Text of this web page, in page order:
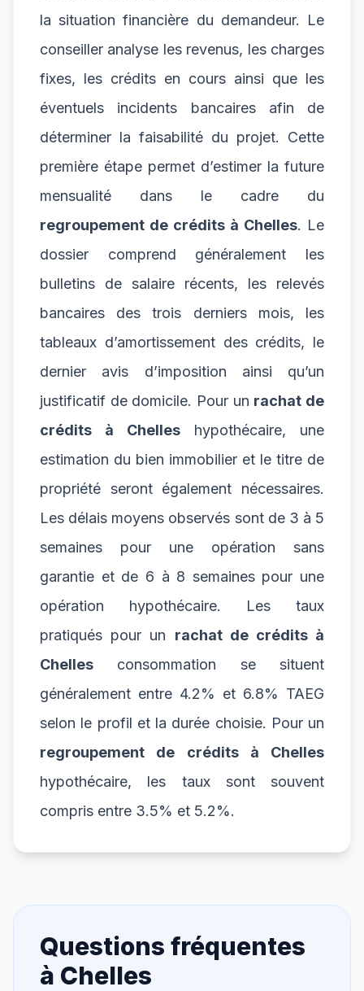
la situation financière du demandeur. Le
conseiller analyse les revenus, les charges
fixes, les crédits en cours ainsi que les
éventuels incidents bancaires afin de
déterminer la faisabilité du projet. Cette
première étape permet d’estimer la future
mensualité dans le cadre du
regroupement de crédits à Chelles. Le
dossier comprend généralement les
bulletins de salaire récents, les relevés
bancaires des trois derniers mois, les
tableaux d’amortissement des crédits, le
dernier avis d’imposition ainsi qu’un
justificatif de domicile. Pour un rachat de
crédits à Chelles hypothécaire, une
estimation du bien immobilier et le titre de
propriété seront également nécessaires.
Les délais moyens observés sont de 3 à 5
semaines pour une opération sans
garantie et de 6 à 8 semaines pour une
opération hypothécaire. Les taux
pratiqués pour un rachat de crédits à
Chelles consommation se situent
généralement entre 4.2% et 6.8% TAEG
selon le profil et la durée choisie. Pour un
regroupement de crédits à Chelles
hypothécaire, les taux sont souvent
compris entre 3.5% et 5.2%.
Questions fréquentes
à Chelles